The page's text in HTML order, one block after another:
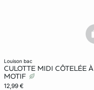
louison bac
CULOTTE MIDI CÔTELÉE À
MOTIF
12,99 €